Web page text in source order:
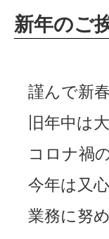
新年のご
謹んで新
旧年中は
コロナ禍
今年は又
業務に努